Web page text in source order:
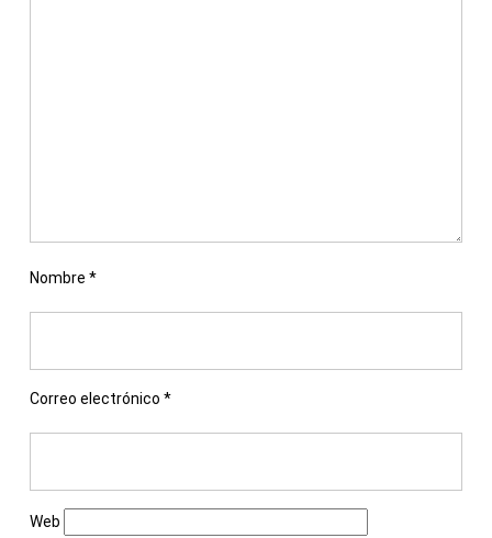
Nombre *
Correo electrónico *
Web